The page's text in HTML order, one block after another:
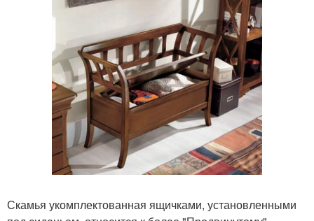
Скамья укомплектованная ящичками, установленными